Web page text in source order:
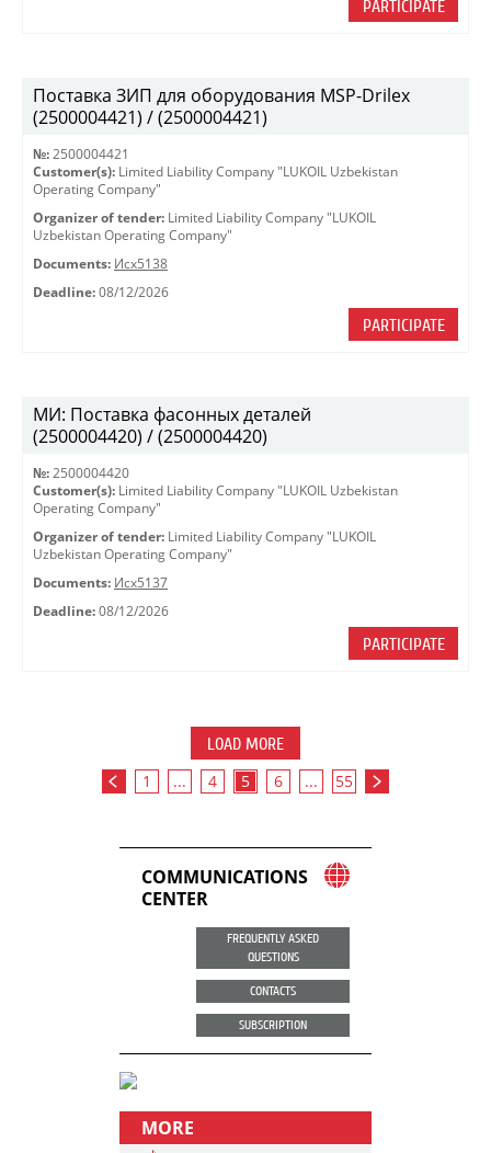
PARTICIPATE
Поставка ЗИП для оборудования MSP-Drilex
(2500004421) / (2500004421)
№: 2500004421
Customer(s): Limited Liability Company "LUKOIL Uzbekistan
Operating Company"
Organizer of tender: Limited Liability Company "LUKOIL
Uzbekistan Operating Company"
Documents: Исх5138
Deadline: 08/12/2026
PARTICIPATE
МИ: Поставка фасонных деталей
(2500004420) / (2500004420)
№: 2500004420
Customer(s): Limited Liability Company "LUKOIL Uzbekistan
Operating Company"
Organizer of tender: Limited Liability Company "LUKOIL
Uzbekistan Operating Company"
Documents: Исх5137
Deadline: 08/12/2026
PARTICIPATE
LOAD MORE
1 ... 4 5 6 ... 55
COMMUNICATIONS
CENTER
FREQUENTLY ASKED
QUESTIONS
CONTACTS
SUBSCRIPTION
MORE